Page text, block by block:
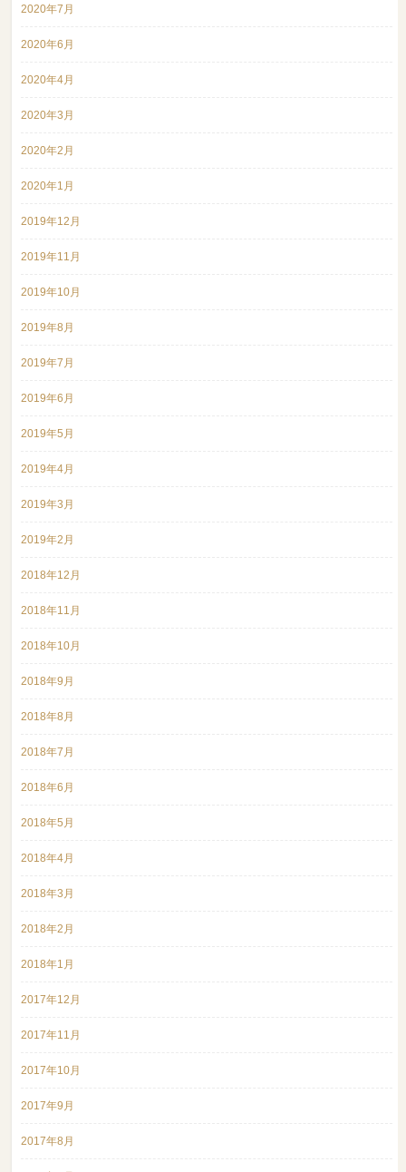
2020年7月
2020年6月
2020年4月
2020年3月
2020年2月
2020年1月
2019年12月
2019年11月
2019年10月
2019年8月
2019年7月
2019年6月
2019年5月
2019年4月
2019年3月
2019年2月
2018年12月
2018年11月
2018年10月
2018年9月
2018年8月
2018年7月
2018年6月
2018年5月
2018年4月
2018年3月
2018年2月
2018年1月
2017年12月
2017年11月
2017年10月
2017年9月
2017年8月